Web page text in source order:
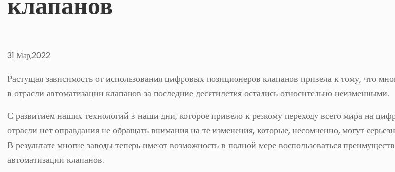
31 Мар,2022
Растущая зависимость от использования цифровых позиционеров клапанов привела к тому, что
в отрасли автоматизации клапанов за последние десятилетия остались относительно неизменными.
С развитием наших технологий в наши дни, которое привело к резкому переходу всего мира на
отрасли нет оправдания не обращать внимания на те изменения, которые, несомненно, могут
В результате многие заводы теперь имеют возможность в полной мере воспользоваться
автоматизации клапанов.